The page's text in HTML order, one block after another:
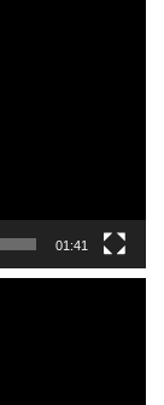
01:41